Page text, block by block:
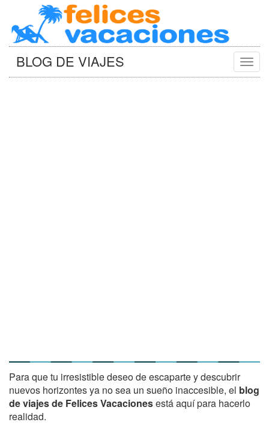
BLOG DE VIAJES
Para que tu irresistible deseo de escaparte y descubrir
nuevos horizontes ya no sea un sueño inaccesible, el blog
de viajes de Felices Vacacionesestá aquí para hacerlo
realidad.